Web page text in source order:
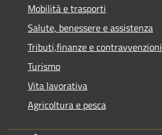
Mobilità e trasporti
Salute, benessere e assistenza
Tributi,finanze e contravvenzioni
Turismo
Vita lavorativa
Agricoltura e pesca